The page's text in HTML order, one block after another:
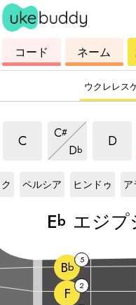
ク
レ
コード
コ
ー
ド
ネーム
ウクレレス
C
エジプシャンスケール
C#
エジプシャンス
Db
エジプシャン
D
エジ
ペルシア
ヒンドゥ
ア
Eb エジプ
F 2
Bb 5